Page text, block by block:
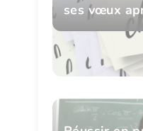
ses vœux